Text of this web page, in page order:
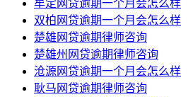
牟定网贷逾期一个月会怎么样
双柏网贷逾期一个月会怎么样
楚雄网贷逾期律师咨询
楚雄州网贷逾期律师咨询
沧源网贷逾期一个月会怎么样
耿马网贷逾期律师咨询